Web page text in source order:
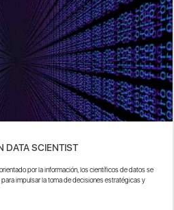
DATA SCIENTIST
por la información, los científicos de datos se
impulsar la toma de decisiones estratégicas y